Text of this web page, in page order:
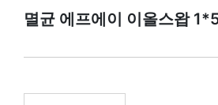
멸균 에프에이 이올스왑